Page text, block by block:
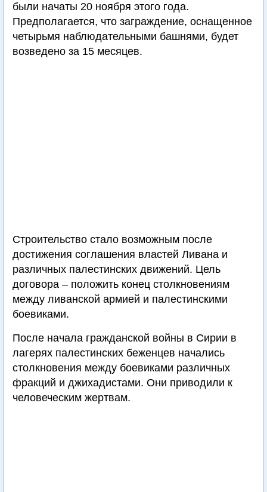
были начаты 20 ноября этого года.
Предполагается, что заграждение, оснащенное
четырьмя наблюдательными башнями, будет
возведено за 15 месяцев.
Строительство стало возможным после
достижения соглашения властей Ливана и
различных палестинских движений. Цель
договора – положить конец столкновениям
между ливанской армией и палестинскими
боевиками.
После начала гражданской войны в Сирии в
лагерях палестинских беженцев начались
столкновения между боевиками различных
фракций и джихадистами. Они приводили к
человеческим жертвам.